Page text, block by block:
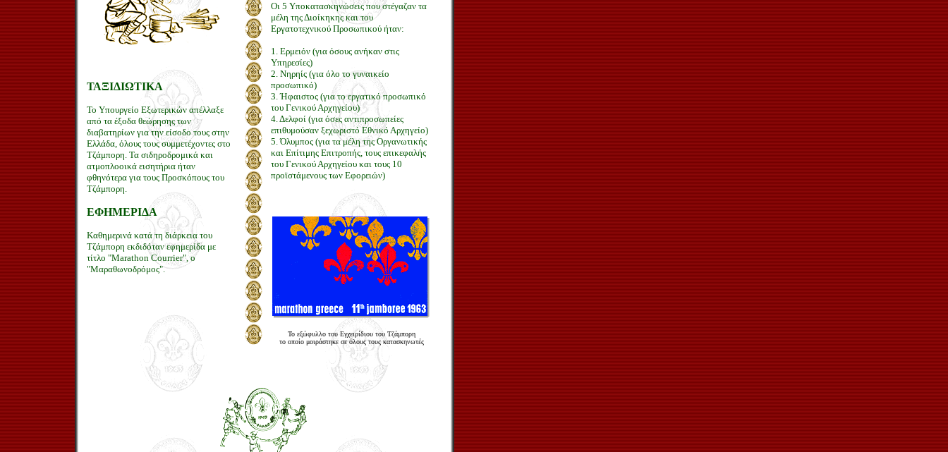
ΤΑΞΙΔΙΩΤΙΚΑ
Το Υπουργείο Εξωτερικών απέλλαξε
από τα έξοδα θεώρησης των
διαβατηρίων για την είσοδο τους στην
Ελλάδα, όλους τους συμμετέχοντες στο
Τζάμπορη. Τα σιδηροδρομικά και
ατμοπλοοικά εισητήρια ήταν
φθηνότερα για τους Προσκόπους του
Τζάμπορη.
ΕΦΗΜΕΡΙΔΑ
Καθημερινά κατά τη διάρκεια του
Τζάμπορη εκδιδόταν εφημερίδα με
τίτλο "Marathon Courrier", ο
"Μαραθωνοδρόμος".
Οι 5 Υποκατασκηνώσεις που στέγαζαν τα
μέλη της Διοίκηκης και του
Εργατοτεχνικού Προσωπικού ήταν:
1. Ερμειόν (για όσους ανήκαν στις
Υπηρεσίες)
2. Νηρηίς (για όλο το γυναικείο
προσωπικό)
3. Ήφαιστος (για το εργατικό προσωπικό
του Γενικού Αρχηγείου)
4. Δελφοί (για όσες αντιπροσωπείες
επιθυμούσαν ξεχωριστό Εθνικό Αρχηγείο)
5. Όλυμπος (για τα μέλη της Οργανωτικής
και Επίτιμης Επιτροπής, τους επικεφαλής
του Γενικού Αρχηγείου και τους 10
προϊστάμενους των Εφορειών)
Το εξώφυλλο του Εγχειρίδιου του Τζάμπορη
το οποίο μοιράστηκε σε όλους τους κατασκηνωτές